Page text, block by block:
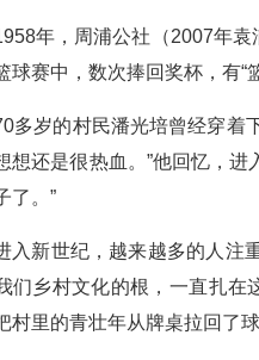
年，周浦公社（2007年
球赛中，数次捧回奖杯，有“
多岁的村民潘光培曾经穿着
想还是很热血。”他回忆，
了。”
入新世纪，越来越多的人注
们乡村文化的根，一直扎在
村里的青壮年从牌桌拉回了